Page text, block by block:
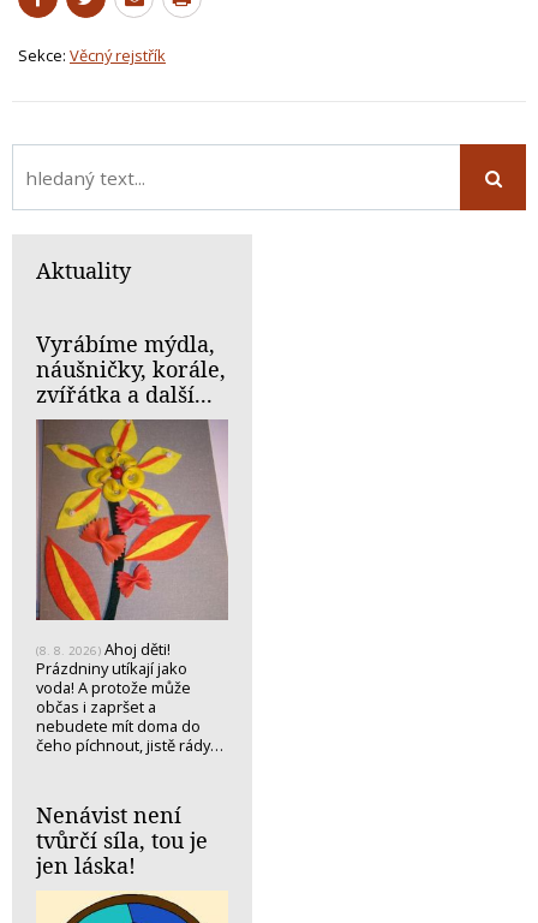
Sekce: Věcný rejstřík
Aktuality
Vyrábíme mýdla,
náušničky, korále,
zvířátka a další...
(8. 8. 2026) Ahoj děti!
Prázdniny utíkají jako
voda! A protože může
občas i zapršet a
nebudete mít doma do
čeho píchnout, jistě rády…
Nenávist není
tvůrčí síla, tou je
jen láska!